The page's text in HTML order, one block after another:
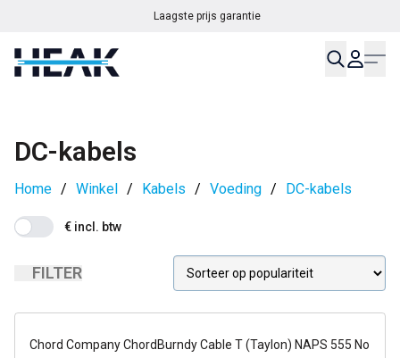
Laagste prijs garantie
DC-kabels
Home / Winkel / Kabels / Voeding / DC-kabels
€ incl. btw
FILTER
14-21 dagen
Chord Company ChordBurndy Cable T (Taylon) NAPS 555 No